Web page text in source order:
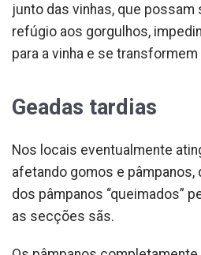
junto das vinhas, que possam
refúgio aos gorgulhos,
para a vinha e se transformem
Geadas tardias
Nos locais eventualmente
afetando gomos e
dos pâmpanos “queimados”
as secções sãs.